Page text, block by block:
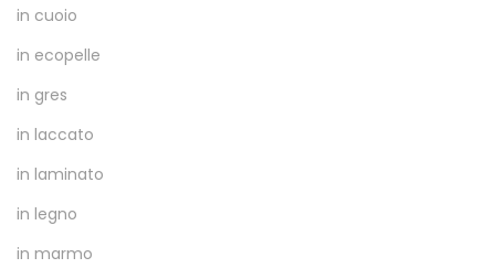
in cuoio
in ecopelle
in gres
in laccato
in laminato
in legno
in marmo